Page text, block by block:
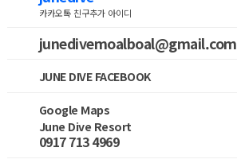
카카오톡 친구추가 아이디
junedivemoalboal@gmail.com
JUNE DIVE FACEBOOK
Google Maps
June Dive Resort
0917 713 4969